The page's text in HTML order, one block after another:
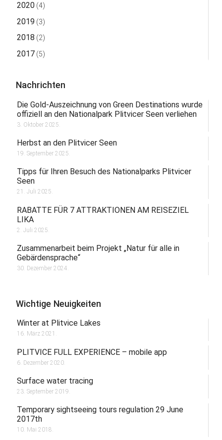
2020(4)
2019 (3)
2018 (2)
2017(5)
Nachrichten
Die Gold-Auszeichnung von Green Destinations wurde
offiziell an den Nationalpark Plitvicer Seen verliehen
3. Oktober 2025.
Herbst an den Plitvicer Seen
19. September 2025.
Tipps für Ihren Besuch des Nationalparks Plitvicer
Seen
21. Juli 2025.
RABATTE FÜR 7 ATTRAKTIONEN AM REISEZIEL
LIKA
2. Juli 2025.
Zusammenarbeit beim Projekt „Natur für alle in
Gebärdensprache“
30. Dezember 2024.
Wichtige Neuigkeiten
Winter at Plitvice Lakes
16. März 2021.
PLITVICE FULL EXPERIENCE – mobile app
6. Dezember 2020.
Surface water tracing
23. September 2019.
Temporary sightseeing tours regulation 29 June
2017th
10. Mai 2018.